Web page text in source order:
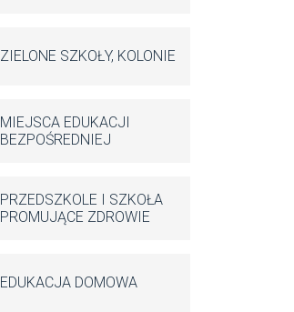
ZIELONE SZKOŁY, KOLONIE
MIEJSCA EDUKACJI
BEZPOŚREDNIEJ
PRZEDSZKOLE I SZKOŁA
PROMUJĄCE ZDROWIE
EDUKACJA DOMOWA